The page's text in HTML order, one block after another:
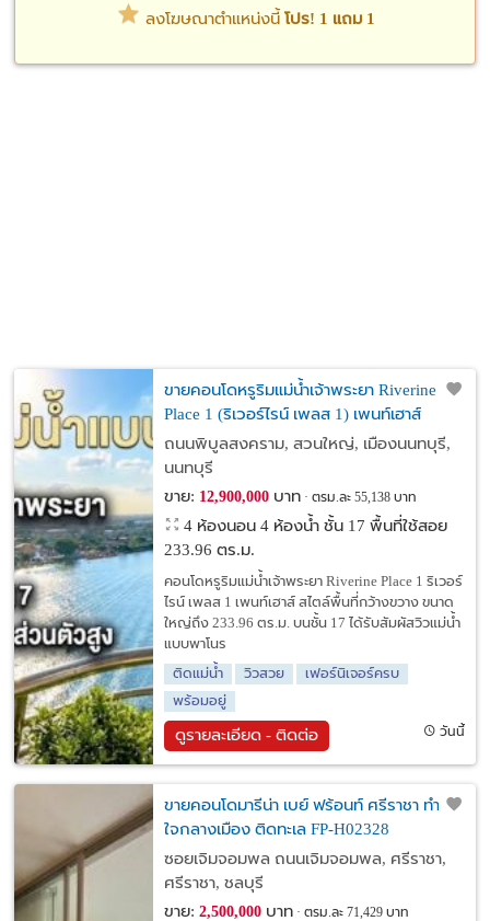
ลงโฆษณาตำแหน่งนี้ โปร! 1 แถม 1
ขายคอนโดหรูริมแม่น้ำเจ้าพระยา Riverine
Place 1 (ริเวอร์ไรน์ เพลส 1) เพนท์เฮาส์
ถนนพิบูลสงคราม, สวนใหญ่, เมืองนนทบุรี,
นนทบุรี
ขาย: 12,900,000บาท ตรม.ละ 55,138 บาท
4 ห้องนอน 4 ห้องน้ำ ชั้น 17 พื้นที่ใช้สอย
233.96 ตร.ม.
คอนโดหรูริมแม่น้ำเจ้าพระยา Riverine Place 1 ริเวอร์
ไรน์ เพลส 1 เพนท์เฮาส์ สไตล์พื้นที่กว้างขวาง ขนาด
ใหญ่ถึง 233.96 ตร.ม. บนชั้น 17 ได้รับสัมผัสวิวแม่น้ำ
แบบพาโนร
ติดแม่น้ำ
วิวสวย
เฟอร์นิเจอร์ครบ
พร้อมอยู่
ดูรายละเอียด - ติดต่อ วันนี้
ขายคอนโดมารีน่า เบย์ ฟร้อนท์ ศรีราชา ทำเลดี
ใจกลางเมือง ติดทะเล FP-H02328
ซอยเจิมจอมพล ถนนเจิมจอมพล, ศรีราชา,
ศรีราชา, ชลบุรี
ขาย: 2,500,000บาท ตรม.ละ 71,429 บาท